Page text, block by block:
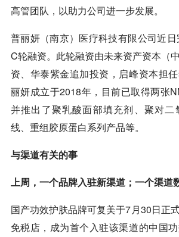
高管团队，以助力公司进一步发展。
普丽妍（南京）医疗科技有限公司近
C轮融资。此轮融资由未来资产资本（
资、华泰紫金追加投资，启峰资本担
丽妍成立于2018年，目前已取得两张
并推出了聚乳酸面部填充剂、聚对二
线、重组胶原蛋白系列产品等。
与渠道有关的事
上周，一个品牌入驻新渠道；一个渠道
国产功效护肤品牌可复美于7月30日正
免税店，成为首个入驻该渠道的中国